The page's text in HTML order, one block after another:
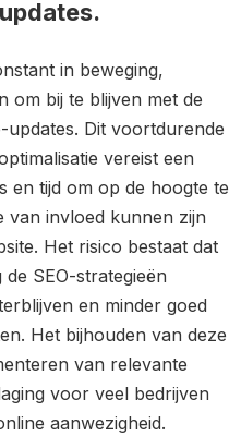
in beweging,
om bij te blijven met de
Dit voortdurende
vereist een
en tijd om op de hoogte te
van invloed kunnen zijn
Het risico bestaat dat
SEO-strategieën
en minder goed
Het bijhouden van deze
van relevante
voor veel bedrijven
aanwezigheid.